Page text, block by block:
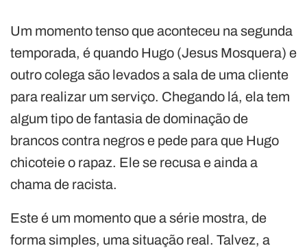
Um momento tenso que aconteceu na segunda
temporada, é quando Hugo (Jesus Mosquera) e
outro colega são levados a sala de uma cliente
para realizar um serviço. Chegando lá, ela tem
algum tipo de fantasia de dominação de
brancos contra negros e pede para que Hugo
chicoteie o rapaz. Ele se recusa e ainda a
chama de racista.
Este é um momento que a série mostra, de
forma simples, uma situação real. Talvez, a